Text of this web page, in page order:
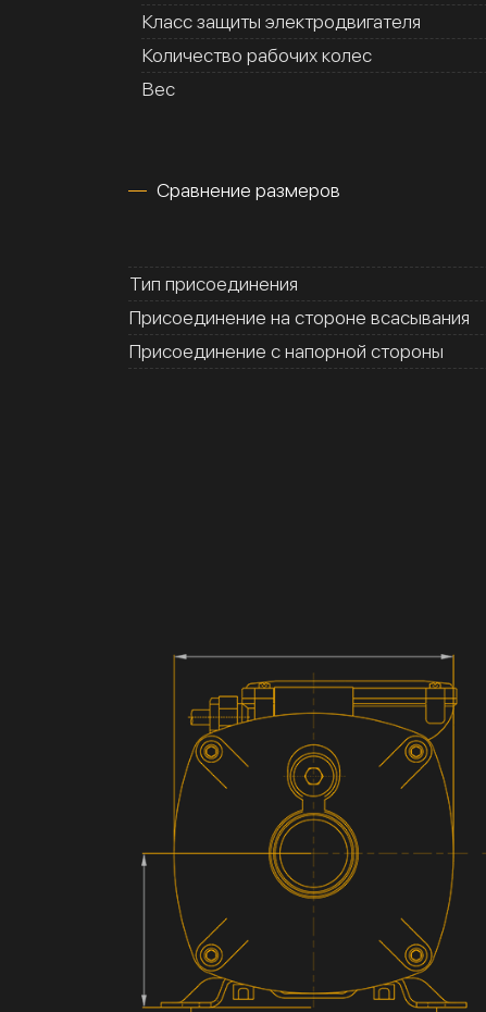
Класс защиты электродвигателя
Количество рабочих колес
Вес
Сравнение размеров
Тип присоединения
Присоединение на стороне всасывания
Присоединение с напорной стороны